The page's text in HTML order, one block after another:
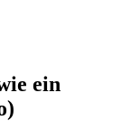
ein